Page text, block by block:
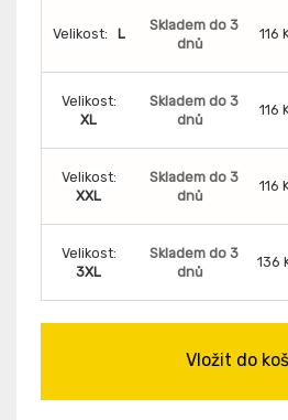
Velikost: L
Skladem do 3
dnů
116
Velikost:
XL
Skladem do 3
dnů
116
Velikost:
XXL
Skladem do 3
dnů
116
Velikost:
3XL
Skladem do 3
dnů
136
Vložit do